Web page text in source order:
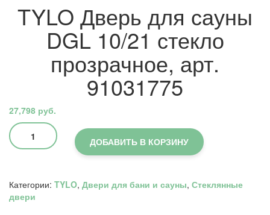
TYLO Дверь для сауны
DGL 10/21 стекло
прозрачное, арт.
91031775
27,798 руб.
Количество
товара
TYLO
сауны
DGL
ДОБАВИТЬ В КОРЗИНУ
Категории: TYLO, Двери для бани и сауны, Стеклянные
двери